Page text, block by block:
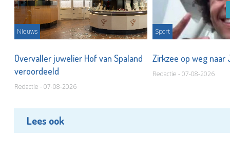
Nieuws
Overvaller juwelier Hof van Spaland
veroordeeld
Redactie - 07-08-2026
Sport
Zirkzee op weg
Redactie - 07-08-2026
Lees ook